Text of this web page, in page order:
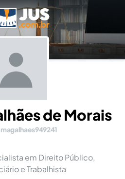
de Morais
em Direito Público,
e Trabalhista